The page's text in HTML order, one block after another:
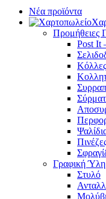
Νέα προϊόντα
Προμήθειες
Post It
Κόλλες
Γραφική Ύλη
Στυλό